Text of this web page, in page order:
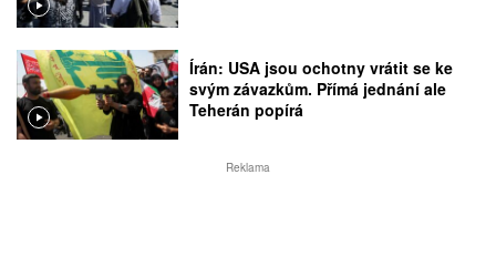
Írán: USA jsou ochotny vrátit se ke
svým závazkům. Přímá jednání ale
Teherán popírá
Reklama